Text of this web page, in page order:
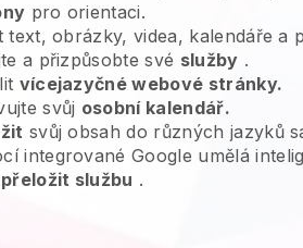
pro orientaci.
text, obrázky, videa, kalendáře a
a přizpůsobte své služby .
vícejazyčné webové stránky.
svůj osobní kalendář.
svůj obsah do různých jazyků
integrované Google umělá
službu .